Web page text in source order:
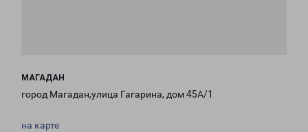
МАГАДАН
город Магадан,улица Гагарина, дом 45А/1
на карте